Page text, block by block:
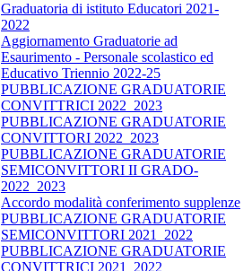
Graduatoria di istituto Educatori 2021-
2022
Aggiornamento Graduatorie ad
Esaurimento - Personale scolastico ed
Educativo Triennio 2022-25
PUBBLICAZIONE GRADUATORIE
CONVITTRICI 2022_2023
PUBBLICAZIONE GRADUATORIE
CONVITTORI 2022_2023
PUBBLICAZIONE GRADUATORIE
SEMICONVITTORI II GRADO-
2022_2023
Accordo modalità conferimento supplenze
PUBBLICAZIONE GRADUATORIE
SEMICONVITTORI 2021_2022
PUBBLICAZIONE GRADUATORIE
CONVITTRICI 2021_2022